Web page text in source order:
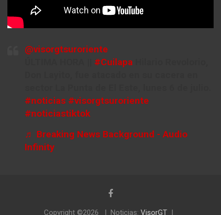
@visorgtsuroriente
#Cuilapa
#noticias #visorgtsuroriente
#noticiastiktok
♬ Breaking News Background - Audio
Infinity
Copyright ©2026 Noticias: VisorGT